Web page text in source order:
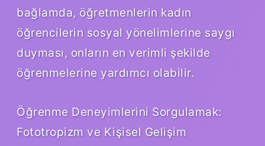
bağlamda, öğretmenlerin kadın
öğrencilerin sosyal yönelimlerine saygı
duyması, onların en verimli şekilde
öğrenmelerine yardımcı olabilir.
Öğrenme Deneyimlerini Sorgulamak:
Fototropizm ve Kişisel Gelişim